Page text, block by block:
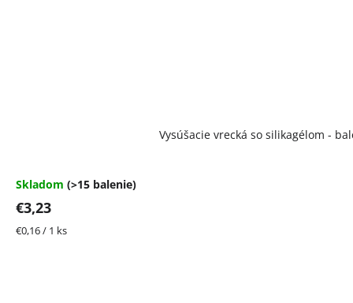
Vysúšacie vrecká so silikagélom -
Skladom (>15 balenie)
€3,23
Jednotková
€0,16 / 1 ks